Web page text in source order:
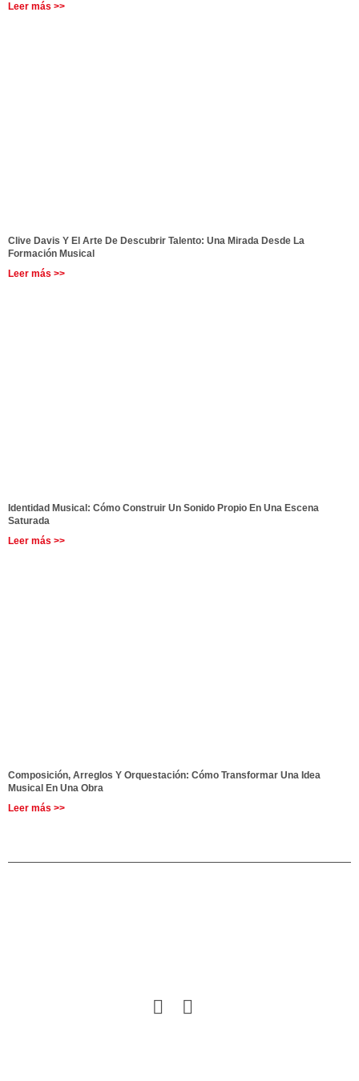
Leer más >>
Clive Davis Y El Arte De Descubrir Talento: Una Mirada Desde La
Formación Musical
Leer más >>
Identidad Musical: Cómo Construir Un Sonido Propio En Una Escena
Saturada
Leer más >>
Composición, Arreglos Y Orquestación: Cómo Transformar Una Idea
Musical En Una Obra
Leer más >>